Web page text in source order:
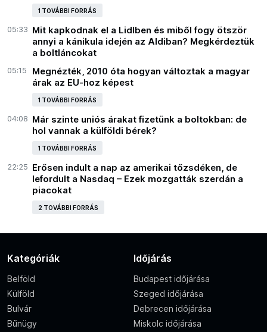
1 TOVÁBBI FORRÁS
05:33 Mit kapkodnak el a Lidlben és miből fogy ötször
annyi a kánikula idején az Aldiban? Megkérdeztük
a boltláncokat
05:15
Megnézték, 2010 óta hogyan változtak a magyar
árak az EU-hoz képest
1 TOVÁBBI FORRÁS
04:08 Már szinte uniós árakat fizetünk a boltokban: de
hol vannak a külföldi bérek?
1 TOVÁBBI FORRÁS
22:25 Erősen indult a nap az amerikai tőzsdéken, de
lefordult a Nasdaq – Ezek mozgatták szerdán a
piacokat
2 TOVÁBBI FORRÁS
Kategóriák
Belföld
Külföld
Bulvár
Bűnügy
Időjárás
Budapest időjárása
Szeged időjárása
Debrecen időjárása
Miskolc időjárása